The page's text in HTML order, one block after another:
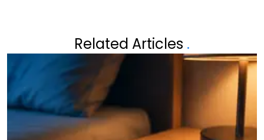
Related Articles .